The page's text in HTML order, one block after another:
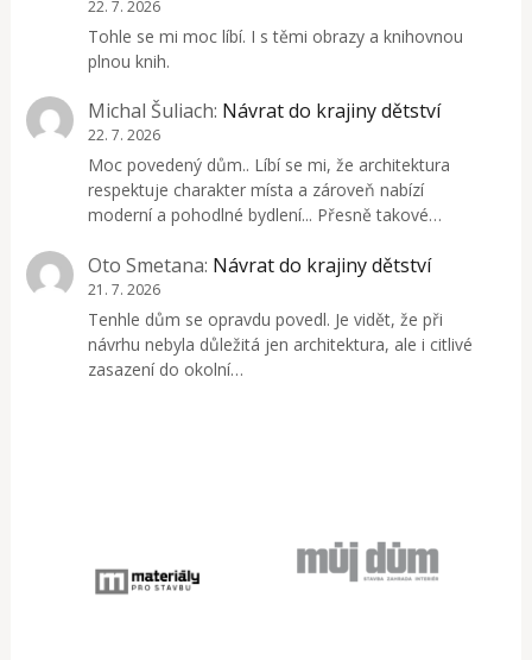
22. 7. 2026
Tohle se mi moc líbí. I s těmi obrazy a knihovnou
plnou knih.
Michal Šuliach: Návrat do krajiny dětství
22. 7. 2026
Moc povedený dům.. Líbí se mi, že architektura
respektuje charakter místa a zároveň nabízí
moderní a pohodlné bydlení... Přesně takové…
Oto Smetana: Návrat do krajiny dětství
21. 7. 2026
Tenhle dům se opravdu povedl. Je vidět, že při
návrhu nebyla důležitá jen architektura, ale i citlivé
zasazení do okolní…